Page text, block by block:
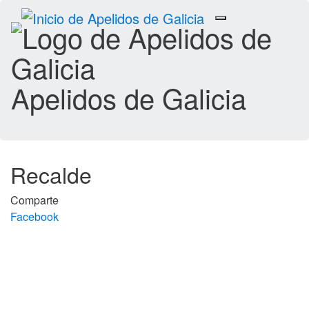
Toggle
navigation
Apelidos de Galicia
Recalde
Comparte
Facebook